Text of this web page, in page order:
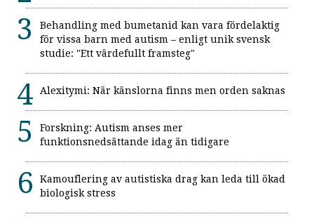
Behandling med bumetanid kan vara fördelaktig
för vissa barn med autism – enligt unik svensk
studie: "Ett värdefullt framsteg"
Alexitymi: När känslorna finns men orden saknas
Forskning: Autism anses mer
funktionsnedsättande idag än tidigare
Kamouflering av autistiska drag kan leda till ökad
biologisk stress